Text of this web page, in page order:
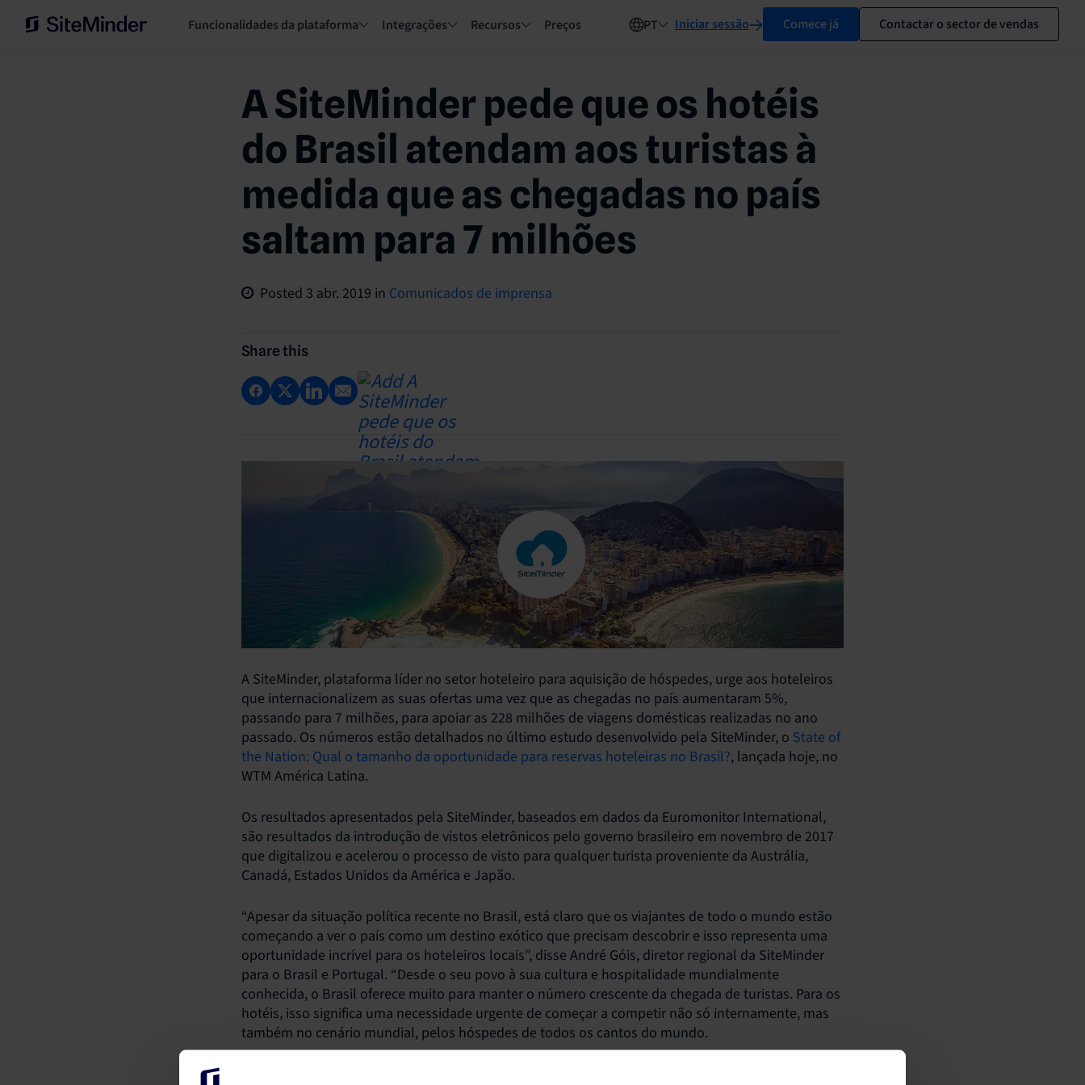
Funcionalidades da plataforma Integrações Recursos Preços PT Iniciar sessão Comece já Contactar o sector de vendas
A SiteMinder pede que os hotéis
do Brasil atendam aos turistas à
medida que as chegadas no país
saltam para 7 milhões
Posted 3 abr. 2019 in Comunicados de imprensa
Share this
A SiteMinder, plataforma líder no setor hoteleiro para aquisição de hóspedes, urge aos hoteleiros
que internacionalizem as suas ofertas uma vez que as chegadas no país aumentaram 5%,
passando para 7 milhões, para apoiar as 228 milhões de viagens domésticas realizadas no ano
passado. Os números estão detalhados no último estudo desenvolvido pela SiteMinder, o State of
the Nation: Qual o tamanho da oportunidade para reservas hoteleiras no Brasil?, lançada hoje, no
WTM América Latina.
Os resultados apresentados pela SiteMinder, baseados em dados da Euromonitor International,
são resultados da introdução de vistos eletrônicos pelo governo brasileiro em novembro de 2017
que digitalizou e acelerou o processo de visto para qualquer turista proveniente da Austrália,
Canadá, Estados Unidos da América e Japão.
“Apesar da situação política recente no Brasil, está claro que os viajantes de todo o mundo estão
começando a ver o país como um destino exótico que precisam descobrir e isso representa uma
oportunidade incrível para os hoteleiros locais”, disse André Góis, diretor regional da SiteMinder
para o Brasil e Portugal. “Desde o seu povo à sua cultura e hospitalidade mundialmente
conhecida, o Brasil oferece muito para manter o número crescente da chegada de turistas. Para os
hotéis, isso significa uma necessidade urgente de começar a competir não só internamente, mas
também no cenário mundial, pelos hóspedes de todos os cantos do mundo.